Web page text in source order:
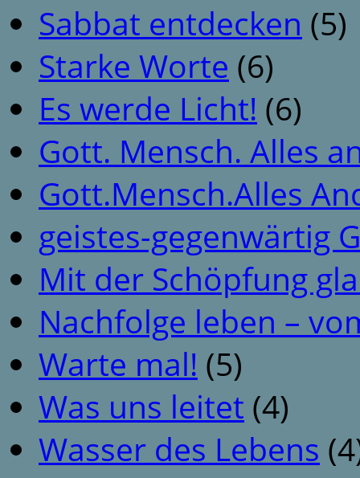
Sabbat entdecken (5)
Starke Worte (6)
Es werde Licht! (6)
Gott. Mensch. Alles
Gott.Mensch.Alles
geistes-gegenwärtig
Mit der Schöpfung
Nachfolge leben –
Warte mal! (5)
Was uns leitet (4)
Wasser des Lebens